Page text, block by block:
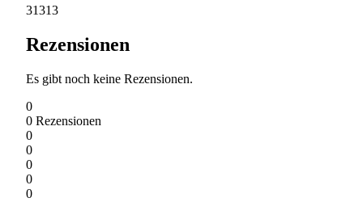
31313
Rezensionen
Es gibt noch keine Rezensionen.
0
0 Rezensionen
0
0
0
0
0